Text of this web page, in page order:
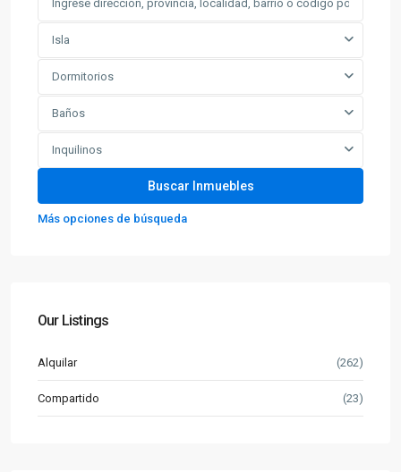
Isla
Dormitorios
Baños
Inquilinos
Más opciones de búsqueda
Our Listings
Alquilar (262)
Compartido (23)